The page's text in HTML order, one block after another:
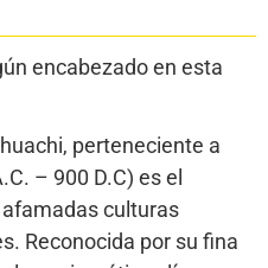
encabezado en esta
perteneciente a
– 900 D.C) es el
culturas
Reconocida por su fina